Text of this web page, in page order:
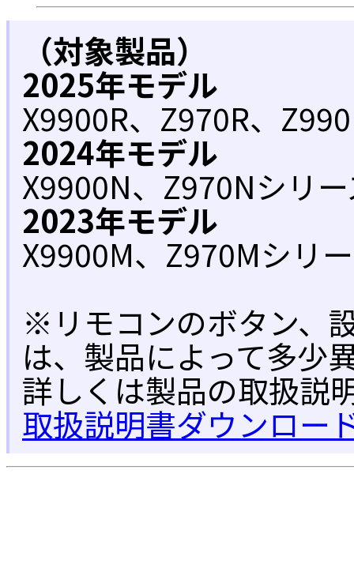
（対象製品）
2025年モデル
X9900R、Z970R、
2024年モデル
X9900N、Z970Nシリ
2023年モデル
X9900M、Z970Mシリ
※リモコンのボタン、
は、製品によって多少
詳しくは製品の取扱説
取扱説明書ダウンロー